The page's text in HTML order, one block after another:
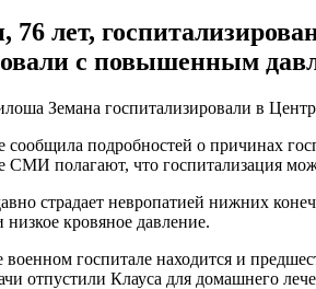
лет,
с повышенным
Земана госпитализировали в
сообщила подробностей о причинах
СМИ полагают, что госпитализация
страдает невропатией нижних
кровяное давление.
госпитале находится и
отпустили Клауса для домашнего